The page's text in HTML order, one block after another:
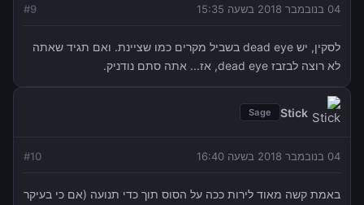
04 בנובמבר 2018 בשעה 15:35 #9
לסקין, יש dead eye בשביל מקרים כמו שציינת. ואם תגיד שאתה
לא רוצה לבזבז dead eye, אז... אתה סתם נודניק.
Stick
Sage
04 בנובמבר 2018 בשעה 16:40 #10
באמת קשה מאוד לירות ככה על הסוס תוך כדי תנועה (אם כי בעיקר